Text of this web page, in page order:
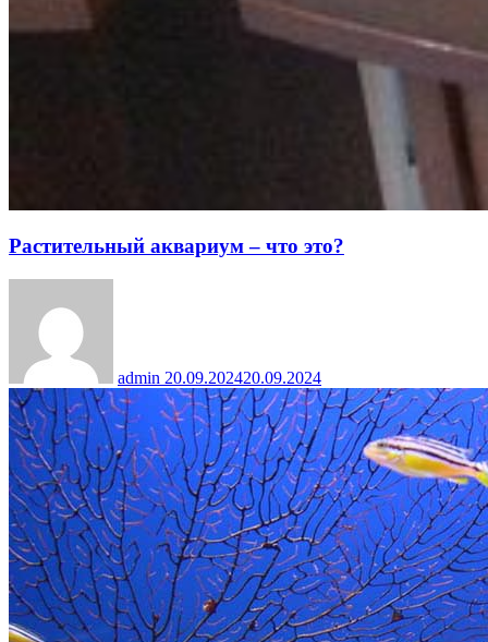
Растительный аквариум – что это?
admin 20.09.202420.09.2024